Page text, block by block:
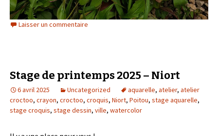
Laisser un commentaire
Stage de printemps 2025 – Niort
6 avril 2025 Uncategorized aquarelle, atelier, atelier
croctoo, crayon, croctoo, croquis, Niort, Poitou, stage aquarelle,
stage croquis, stage dessin, ville, watercolor